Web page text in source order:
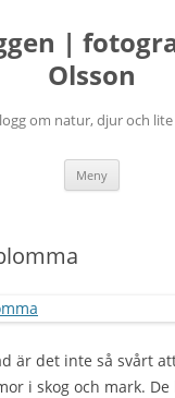
|
Olsson
om natur, djur och
Meny Hoppa
innehåll
är det inte så svårt
i skog och mark. De